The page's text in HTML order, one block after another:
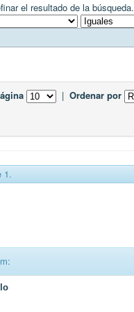
el resultado de la búsqueda.
| Ordenar por
1.